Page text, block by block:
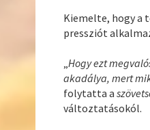
Kiemelte, hogy a
pressziót
„Hogy ezt
akadálya, mert
folytatta a
változtatásokól.